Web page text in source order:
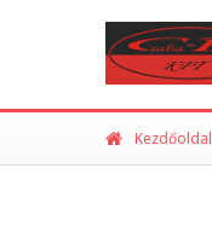
Kezdőoldal